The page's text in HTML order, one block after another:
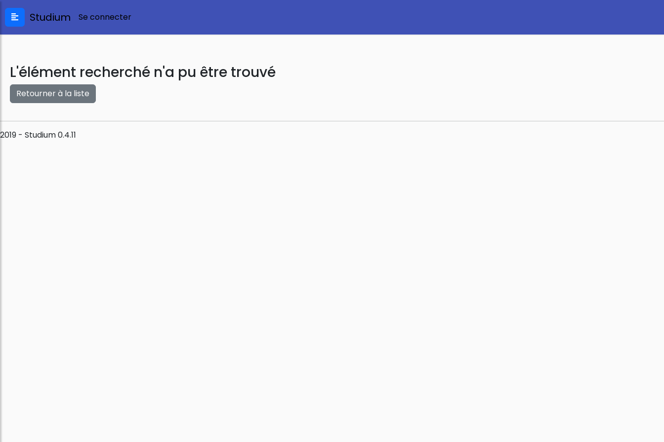
Studium Se connecter
L'élément recherché n'a pu être trouvé
Retourner à la liste
2019 - Studium 0.4.11